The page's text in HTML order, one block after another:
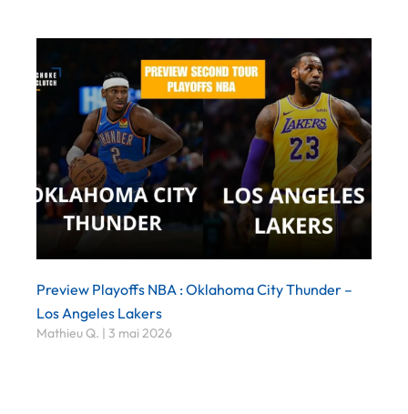
Preview Playoffs NBA : Oklahoma City Thunder –
Los Angeles Lakers
Mathieu Q. 3 mai 2026